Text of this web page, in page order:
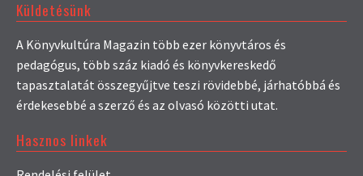
Küldetésünk
A Könyvkultúra Magazin több ezer könyvtáros és
pedagógus, több száz kiadó és könyvkereskedő
tapasztalatát összegyűjtve teszi rövidebbé, járhatóbbá és
érdekesebbé a szerző és az olvasó közötti utat.
Hasznos linkek